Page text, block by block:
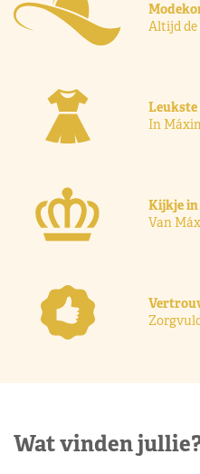
Altijd
In
Kijkje
Van
Wat vinden